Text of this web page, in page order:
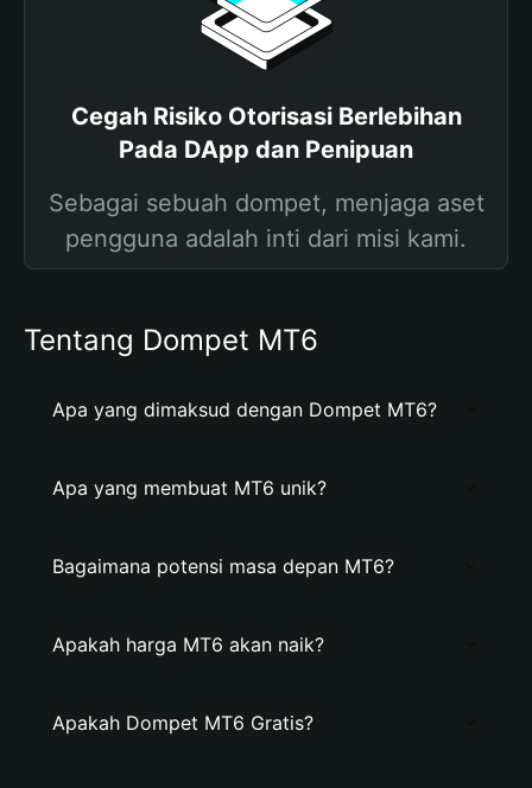
Cegah Risiko Otorisasi Berlebihan
Pada DApp dan Penipuan
Sebagai sebuah dompet, menjaga aset
pengguna adalah inti dari misi kami.
Tentang Dompet MT6
Apa yang dimaksud dengan Dompet MT6?
Apa yang membuat MT6 unik?
Bagaimana potensi masa depan MT6?
Apakah harga MT6 akan naik?
Apakah Dompet MT6 Gratis?